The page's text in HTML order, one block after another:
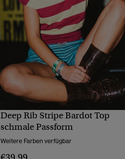
SCHNELLANSICHT
Deep Rib Stripe Bardot Top
schmale Passform
Weitere Farben verfügbar